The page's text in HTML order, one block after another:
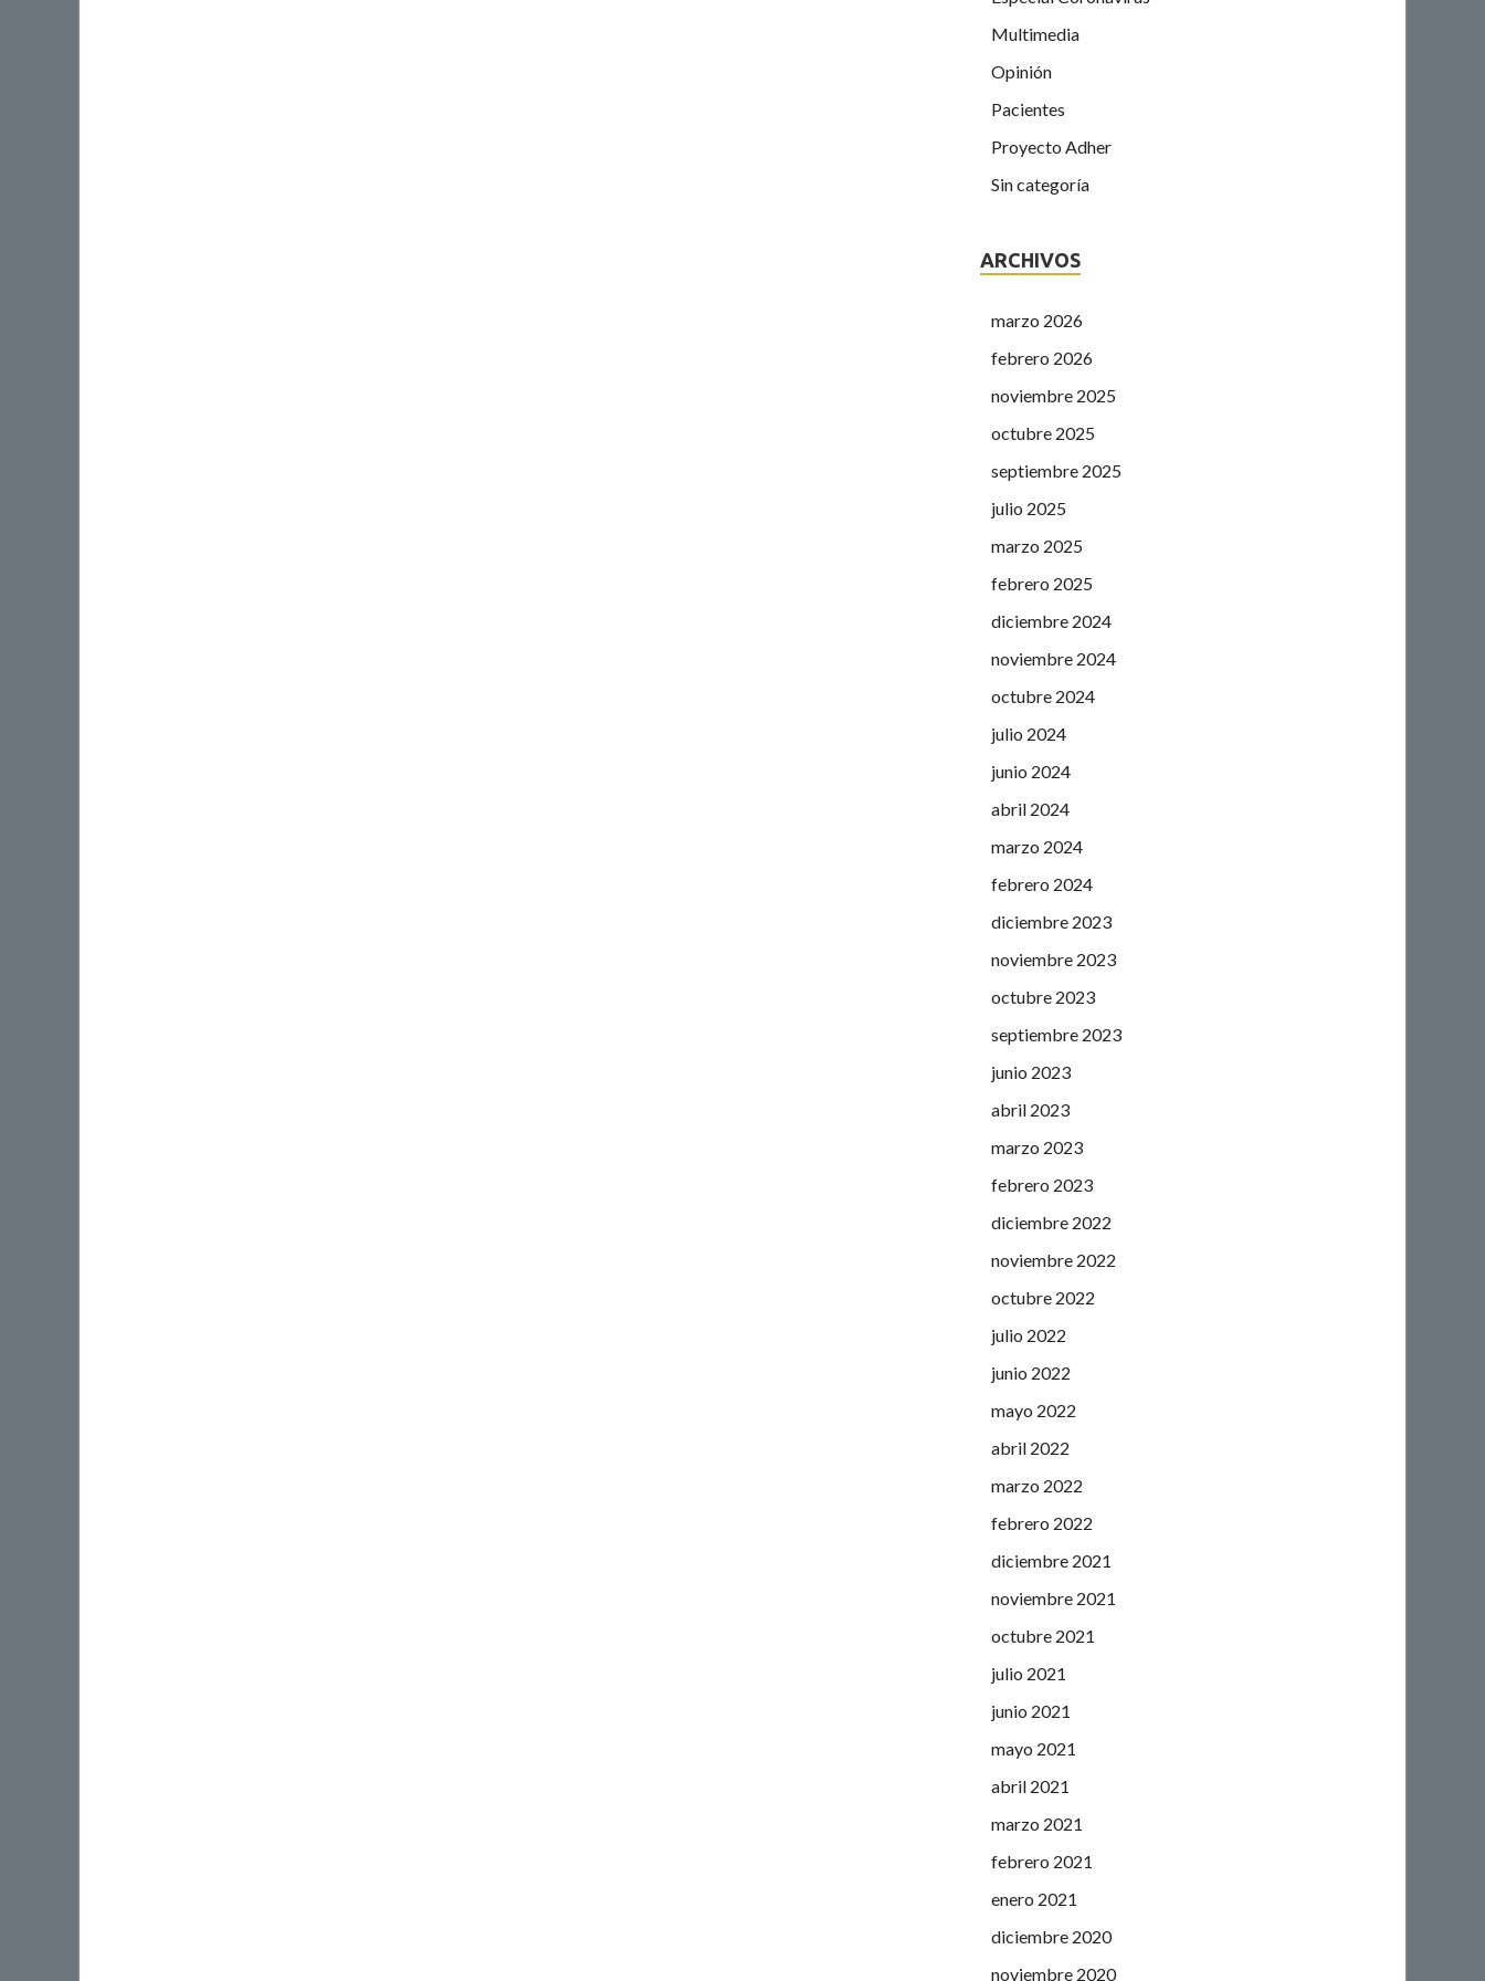
Multimedia
Opinión
Pacientes
Proyecto Adher
Sin categoría
ARCHIVOS
marzo 2026
febrero 2026
noviembre 2025
octubre 2025
septiembre 2025
julio 2025
marzo 2025
febrero 2025
diciembre 2024
noviembre 2024
octubre 2024
julio 2024
junio 2024
abril 2024
marzo 2024
febrero 2024
diciembre 2023
noviembre 2023
octubre 2023
septiembre 2023
junio 2023
abril 2023
marzo 2023
febrero 2023
diciembre 2022
noviembre 2022
octubre 2022
julio 2022
junio 2022
mayo 2022
abril 2022
marzo 2022
febrero 2022
diciembre 2021
noviembre 2021
octubre 2021
julio 2021
junio 2021
mayo 2021
abril 2021
marzo 2021
febrero 2021
enero 2021
diciembre 2020
noviembre 2020